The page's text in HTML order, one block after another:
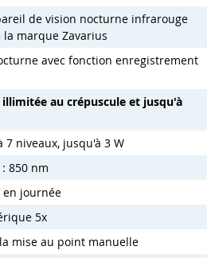
de vision nocturne infrarouge
marque Zavarius
avec fonction enregistrement
au crépuscule et jusqu'à
niveaux, jusqu'à 3 W
850 nm
en journée
5x
mise au point manuelle